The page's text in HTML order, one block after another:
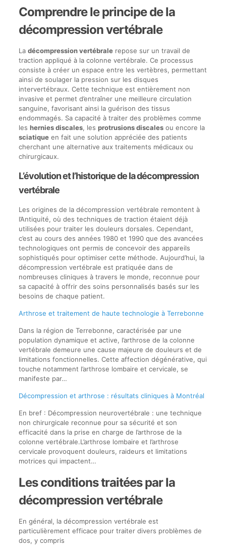
Comprendre le principe de la
décompression vertébrale
La décompression vertébralerepose sur un travail de
traction appliqué à la colonne vertébrale. Ce processus
consiste à créer un espace entre les vertèbres, permettant
ainsi de soulager la pression sur les disques
intervertébraux. Cette technique est entièrement non
invasive et permet d’entraîner une meilleure circulation
sanguine, favorisant ainsi la guérison des tissus
endommagés. Sa capacité à traiter des problèmes comme
les hernies discales, les protrusions discalesou encore la
sciatiqueen fait une solution appréciée des patients
cherchant une alternative aux traitements médicaux ou
chirurgicaux.
L’évolution et l’historique de la décompression
vertébrale
Les origines de la décompression vertébrale remontent à
l’Antiquité, où des techniques de traction étaient déjà
utilisées pour traiter les douleurs dorsales. Cependant,
c’est au cours des années 1980 et 1990 que des avancées
technologiques ont permis de concevoir des appareils
sophistiqués pour optimiser cette méthode. Aujourd’hui, la
décompression vertébrale est pratiquée dans de
nombreuses cliniques à travers le monde, reconnue pour
sa capacité à offrir des soins personnalisés basés sur les
besoins de chaque patient.
Arthrose et traitement de haute technologie à Terrebonne
Dans la région de Terrebonne, caractérisée par une
population dynamique et active, l’arthrose de la colonne
vertébrale demeure une cause majeure de douleurs et de
limitations fonctionnelles. Cette affection dégénérative, qui
touche notamment l’arthrose lombaire et cervicale, se
manifeste par…
Décompression et arthrose : résultats cliniques à Montréal
En bref : Décompression neurovertébrale : une technique
non chirurgicale reconnue pour sa sécurité et son
efficacité dans la prise en charge de l’arthrose de la
colonne vertébrale.L’arthrose lombaire et l’arthrose
cervicale provoquent douleurs, raideurs et limitations
motrices qui impactent…
Les conditions traitées par la
décompression vertébrale
En général, la décompression vertébrale est
particulièrement efficace pour traiter divers problèmes de
dos, y compris